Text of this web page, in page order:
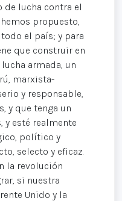
lucha contra el
propuesto,
el país; y para
que construir en
armada, un
marxista-
y responsable,
y que tenga un
y esté realmente
político y
selecto y eficaz.
la revolución
si nuestra
Unido y la